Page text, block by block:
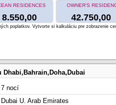
RESIDENCES
8.550,00
OWNER'S
42.750,00
poplatkov. Vytvorte si kalkuláciu pre zobrazenie
Dhabi,Bahrain,Doha,Dubai
7 nocí
Dubai U. Arab Emirates